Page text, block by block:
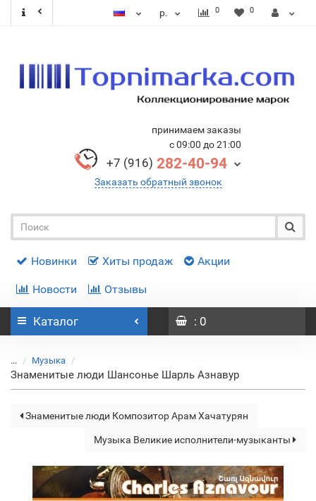
р. 0 0
принимаем заказы
с 09:00 до 21:00
+7 (916) 282-40-94
Заказать обратный звонок
Новинки Хиты продаж Акции
Новости Отзывы
Каталог : 0
... Музыка
Знаменитые люди Шансонье Шарль Азнавур
Знаменитые люди Композитор Арам Хачатурян
Музыка Великие исполнители-музыканты